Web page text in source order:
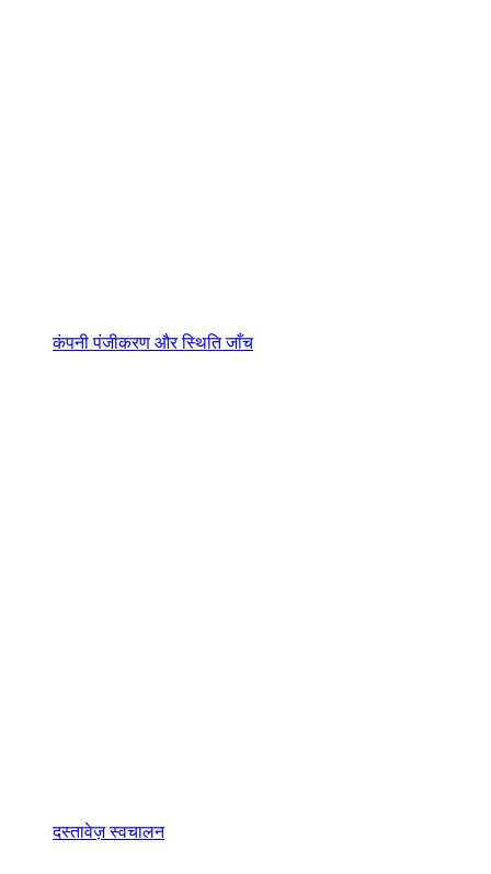
कंपनी पंजीकरण और स्थिति जाँच
दस्तावेज़ स्वचालन